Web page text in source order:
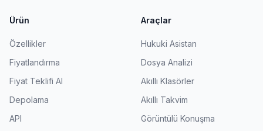
Ürün
Özellikler
Fiyatlandırma
Fiyat Teklifi Al
Depolama
API
Araçlar
Hukuki Asistan
Dosya Analizi
Akıllı Klasörler
Akıllı Takvim
Görüntülü Konuşma